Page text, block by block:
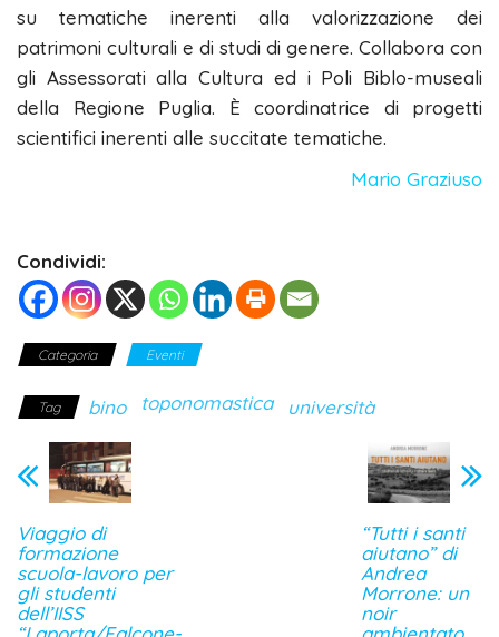
su tematiche inerenti alla valorizzazione dei
patrimoni culturali e di studi di genere. Collabora con
gli Assessorati alla Cultura ed i Poli Biblo-museali
della Regione Puglia. È coordinatrice di progetti
scientifici inerenti alle succitate tematiche.
Mario Graziuso
Condividi:
Categoria Eventi
Tag bino toponomastica università
Viaggio di
formazione
scuola-lavoro per
gli studenti
dell’IISS
“Tutti i santi
aiutano” di
Andrea
Morrone: un
noir